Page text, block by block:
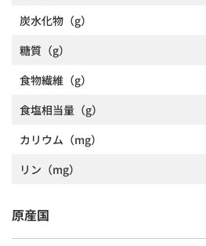
炭水化物 （g）
糖質 （g）
食物繊維 （g）
食塩相当量 （g）
カリウム （mg）
リン （mg）
原産国